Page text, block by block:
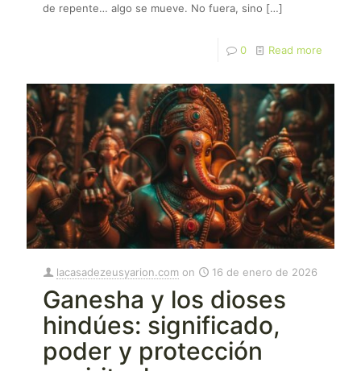
de repente… algo se mueve. No fuera, sino […]
0 Read more
lacasadezeusyarion.com on 16 de enero de 2026
Ganesha y los dioses
hindúes: significado,
poder y protección